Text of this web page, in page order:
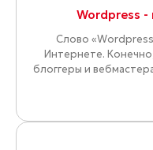
Wordpress -
Слово
Интернете.
блоггеры и